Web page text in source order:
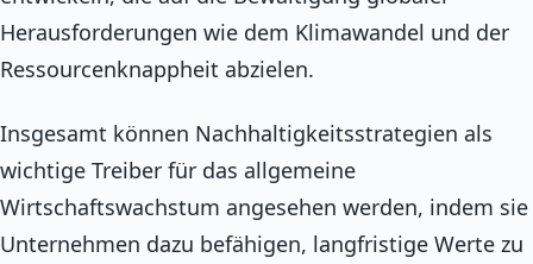
Herausforderungen wie dem Klimawandel und der
Ressourcenknappheit abzielen.
Insgesamt können Nachhaltigkeitsstrategien als
wichtige Treiber für das allgemeine
Wirtschaftswachstum angesehen werden, indem sie
Unternehmen dazu befähigen, langfristige Werte zu